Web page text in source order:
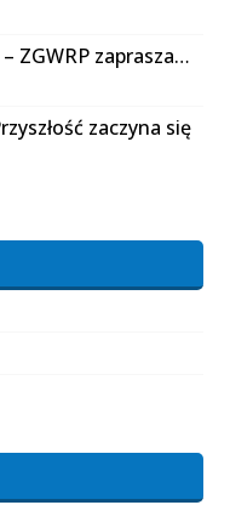
ZGWRP zaprasza…
zaczyna się